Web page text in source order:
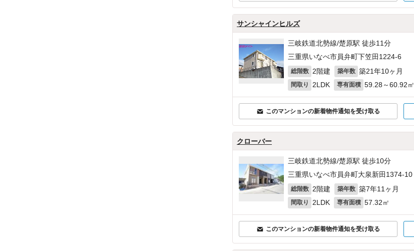
サンシャインヒルズ
三岐鉄道北勢線/楚原駅 徒歩11分
三重県いなべ市員弁町下笠田1224‐6
総階数 2階建 築年数 築21年10ヶ月
間取り 2LDK 専有面積 59.28～60.92㎡
このマンションの新着物件通知を受け取る
クローバー
三岐鉄道北勢線/楚原駅 徒歩10分
三重県いなべ市員弁町大泉新田1374‐10
総階数 2階建 築年数 築7年11ヶ月
間取り 2LDK 専有面積 57.32㎡
このマンションの新着物件通知を受け取る